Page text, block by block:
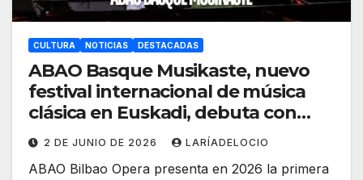
CULTURA NOTICIAS DESTACADAS
ABAO Basque Musikaste, nuevo
festival internacional de música
clásica en Euskadi, debuta con
aforo completo
2 DE JUNIO DE 2026 LARÍADELOCIO
ABAO Bilbao Opera presenta en 2026 la primera